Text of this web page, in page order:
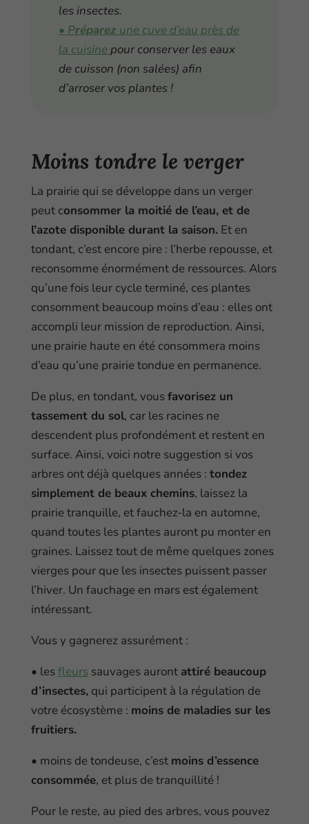
les insectes.
• Préparez une cuve d’eau près de
la cuisine pour conserver les eaux
de cuisson (non salées) afin
d’arroser vos plantes !
Moins tondre le verger
La prairie qui se développe dans un verger
peut consommer la moitié de l’eau, et de
l’azote disponible durant la saison.Et en
tondant, c’est encore pire : l’herbe repousse, et
reconsomme énormément de ressources. Alors
qu’une fois leur cycle terminé, ces plantes
consomment beaucoup moins d’eau : elles ont
accompli leur mission de reproduction. Ainsi,
une prairie haute en été consommera moins
d’eau qu’une prairie tondue en permanence.
De plus, en tondant, vousfavorisez un
tassement du sol, car les racines ne
descendent plus profondément et restent en
surface. Ainsi, voici notre suggestion si vos
arbres ont déjà quelques années : tondez
simplement de beaux chemins, laissez la
prairie tranquille, et fauchez-la en automne,
quand toutes les plantes auront pu monter en
graines. Laissez tout de même quelques zones
vierges pour que les insectes puissent passer
l’hiver. Un fauchage en mars est également
intéressant.
Vous y gagnerez assurément :
• lesfleurs sauvages auront attiré beaucoup
d’insectes,qui participent à la régulation de
votre écosystème : moins de maladies sur les
fruitiers.
• moins de tondeuse, c’est moins d’essence
consommée, et plus de tranquillité !
Pour le reste, au pied des arbres, vous pouvez